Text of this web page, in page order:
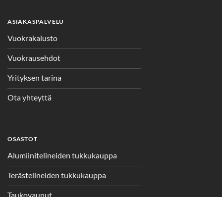
ASIAKASPALVELU
Vuokrakalusto
Vuokrausehdot
Yrityksen tarina
Ota yhteyttä
OSASTOT
Alumiinitelineiden tukkukauppa
Terästelineiden tukkukauppa
Taukovaunut